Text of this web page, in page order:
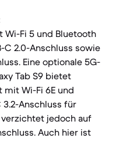
Wi-Fi 5 und Bluetooth
C 2.0-Anschluss sowie
Eine optionale 5G-
Tab S9 bietet
Wi-Fi 6E und
3.2-Anschluss für
jedoch auf
Auch hier ist